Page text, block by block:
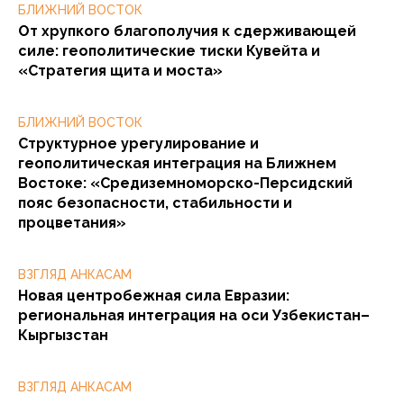
БЛИЖНИЙ ВОСТОК
От хрупкого благополучия к сдерживающей
силе: геополитические тиски Кувейта и
«Стратегия щита и моста»
БЛИЖНИЙ ВОСТОК
Структурное урегулирование и
геополитическая интеграция на Ближнем
Востоке: «Средиземноморско-Персидский
пояс безопасности, стабильности и
процветания»
ВЗГЛЯД АНКАСАМ
Новая центробежная сила Евразии:
региональная интеграция на оси Узбекистан–
Кыргызстан
ВЗГЛЯД АНКАСАМ